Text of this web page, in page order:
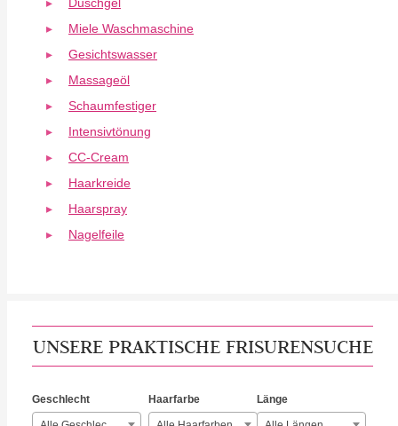
Miele Waschmaschine
Gesichtswasser
Massageöl
Schaumfestiger
Intensivtönung
CC-Cream
Haarkreide
Haarspray
Nagelfeile
UNSERE PRAKTISCHE FRISURENSUCHE
Geschlecht Haarfarbe Länge